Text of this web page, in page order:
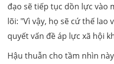
đạo sẽ tiếp tục dồn lực vào
lõi: "Vì vậy, họ sẽ cứ thế lao
quyết vấn đề áp lực xã hội
Hậu thuẫn cho tầm nhìn